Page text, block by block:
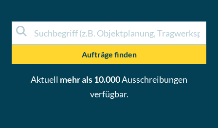
Aufträge finden
Aktuell mehr als 10.000Ausschreibungen
verfügbar.